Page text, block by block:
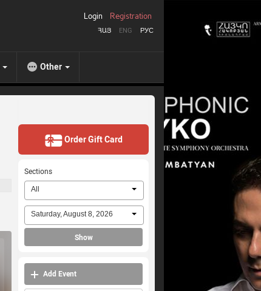
ՀԱՅ ENG РУС
Login Registration
Other
Order Gift Card
Sections
All
Saturday, August 8, 2026
Show
Add Event